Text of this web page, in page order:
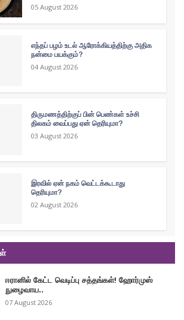
05 August 2026
எந்தப் பழம் உடல் ஆரோக்கியத்திற்கு அதிக
நன்மை பயக்கும்?
04 August 2026
திருமணத்திற்குப் பின் பெண்கள் உச்சி
திலகம் வைப்பது ஏன் தெரியுமா?
03 August 2026
இரவில் ஏன் நகம் வெட்டக்கூடாது
தெரியுமா?
02 August 2026
ஈரானில் கேட்ட வெடிப்பு சத்தங்கள்! ஹோர்முஸ்
நுழைவாய..
07 August 2026